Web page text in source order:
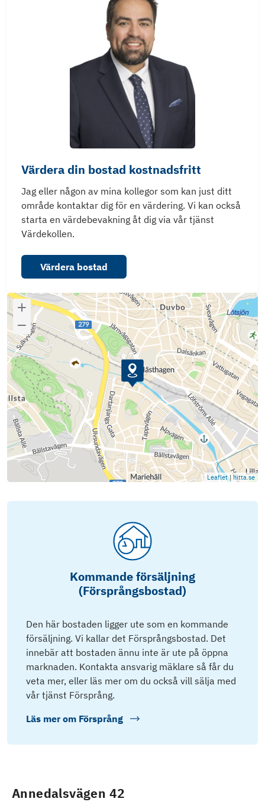
Värdera din bostad kostnadsfritt
Jag eller någon av mina kollegor som kan just ditt
område kontaktar dig för en värdering. Vi kan också
starta en värdebevakning åt dig via vår tjänst
Värdekollen.
Värdera bostad
Leaflet | hitta.se
Kommande försäljning
(Försprångsbostad)
Den här bostaden ligger ute som en kommande
försäljning. Vi kallar det Försprångsbostad. Det
innebär att bostaden ännu inte är ute på öppna
marknaden. Kontakta ansvarig mäklare så får du
veta mer, eller läs mer om du också vill sälja med
vår tjänst Försprång.
Läs mer om Försprång
Annedalsvägen 42